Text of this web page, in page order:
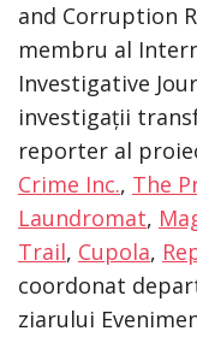
and Corruption
membru al
Investigative
investigații
reporter al
Crime Inc., The
Laundromat,
Trail, Cupola,
coordonat
ziarului